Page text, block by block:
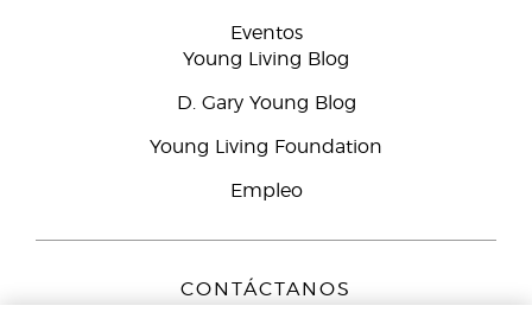
Eventos
Young Living Blog
D. Gary Young Blog
Young Living Foundation
Empleo
CONTÁCTANOS